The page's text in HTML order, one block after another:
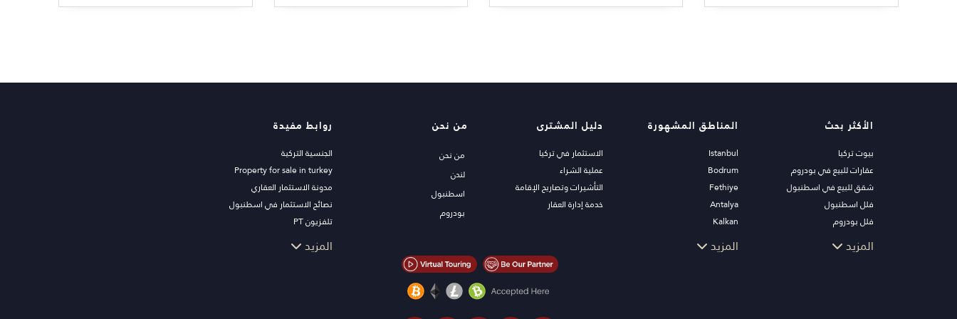
الأكثر بحث
بيوت تركيا
عقارات للبيع في بودروم
شقق للبيع في اسطنبول
فلل اسطنبول
فلل بودروم
شقق للبيع في انطاليا
منازل انطاليا
المزيد
المناطق المشهورة
Istanbul
Bodrum
Fethiye
Antalya
Kalkan
Alanya
المزيد
دليل المشترى
الاستثمار في تركيا
عملية الشراء
التأشيرات وتصاريح الإقامة
خدمة إدارة العقار
من نحن
من نحن
لندن
اسطنبول
بودروم
روابط مفيدة
الجنسية التركية
Property for sale in turkey
مدونة الاستثمار العقاري
نصائح الاستثمار في اسطنبول
تلفزيون PT
عقارات اسطنبول للاستثمار
اعرض عقارك للبيع
المزيد